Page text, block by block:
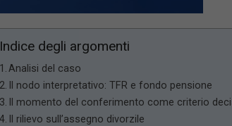
Indice degli argomenti
Analisi del caso
Il nodo interpretativo: TFR e fondo pensione
Il momento del conferimento come criterio
Il rilievo sull’assegno divorzile